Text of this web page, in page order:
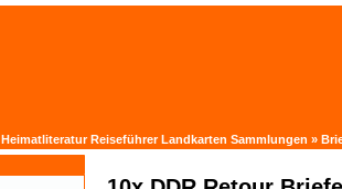
Heimatliteratur Reiseführer Landkarten Sammlungen »